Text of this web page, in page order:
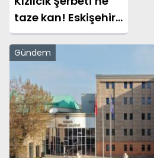
taze kan! Eskişehirli
güzel oyuncu
kadroya dahil oldu!
Gündem